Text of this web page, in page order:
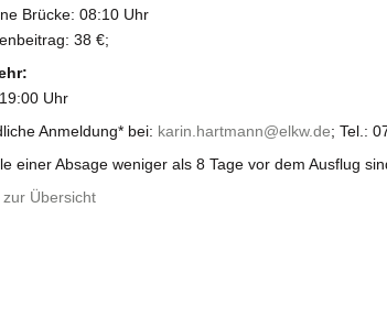
Brücke: 08:10 Uhr
38 €;
Uhr
Anmeldung* bei: karin.hartmann@elkw.de; Tel.:
einer Absage weniger als 8 Tage vor dem Ausflug
Übersicht